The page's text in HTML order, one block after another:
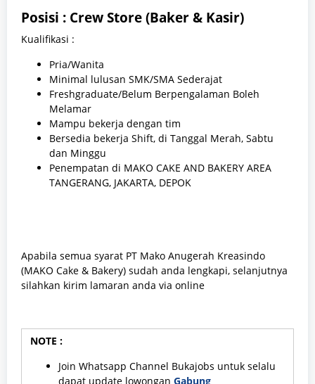
Posisi : Crew Store (Baker & Kasir)
Kualifikasi :
Pria/Wanita
Minimal lulusan SMK/SMA Sederajat
Freshgraduate/Belum Berpengalaman Boleh
Melamar
Mampu bekerja dengan tim
Bersedia bekerja Shift, di Tanggal Merah, Sabtu
dan Minggu
Penempatan di MAKO CAKE AND BAKERY AREA
TANGERANG, JAKARTA, DEPOK
Apabila semua syarat PT Mako Anugerah Kreasindo
(MAKO Cake & Bakery) sudah anda lengkapi, selanjutnya
silahkan kirim lamaran anda via online
NOTE :
Join Whatsapp Channel Bukajobs untuk selalu
dapat update lowongan Gabung